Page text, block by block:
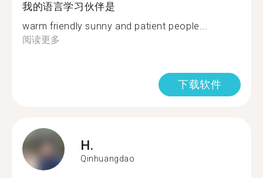
我的语言学习伙伴是
warm friendly sunny and patient people...
阅读更多
下载软件
H.
Qinhuangdao